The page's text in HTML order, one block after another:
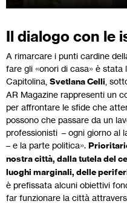
Il dialogo con le
A rimarcare i punti cardine
fare gli «onori di casa» è stata
Capitolina, Svetlana Celli ,
AR Magazine rappresenti un
per affrontare le sfide che
possono che passare da un
professionisti – ogni giorno al
– e la parte politica».
nostra città, dalla tutela del
luoghi marginali, delle
è prefissata alcuni obiettivi
far funzionare la città